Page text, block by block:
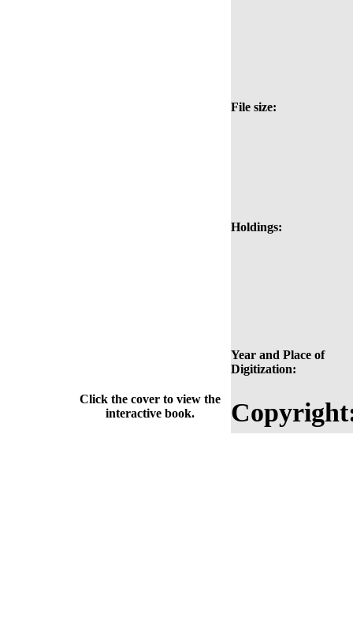
File size:
Holdings:
Year and Place of
Digitization:
Click the cover to view the
interactive book.